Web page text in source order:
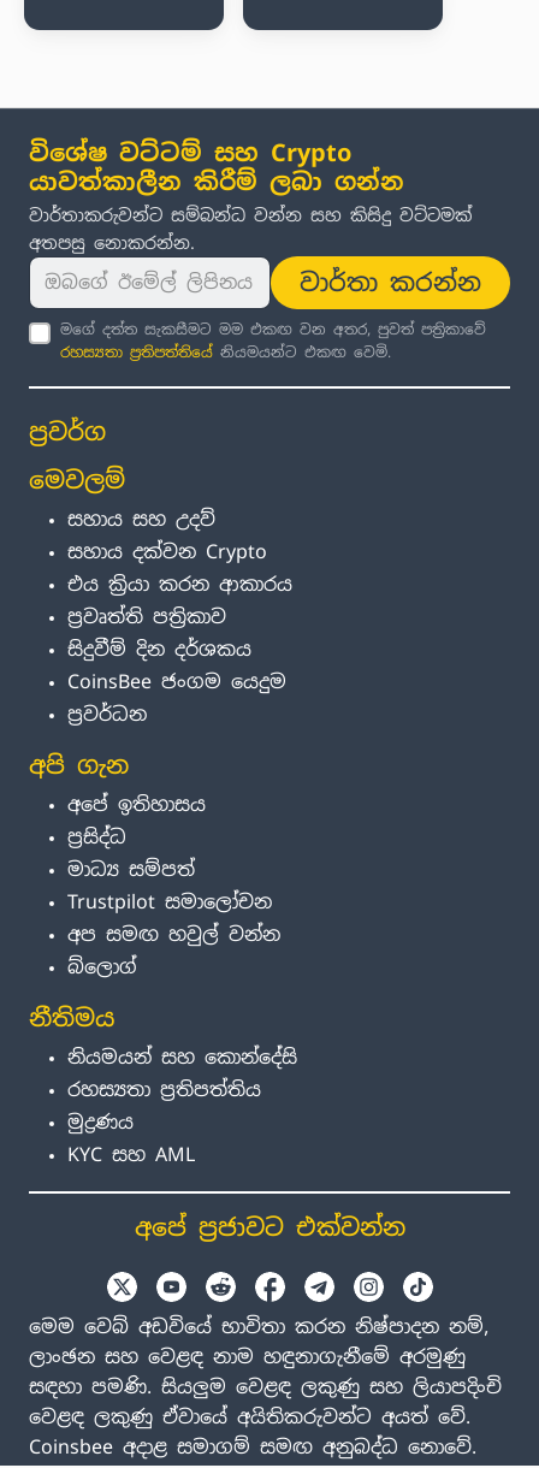
විශේෂ වට්ටම් සහ Crypto
යාවත්කාලීන කිරීම් ලබා ගන්න
වාර්තාකරුවන්ට සම්බන්ධ වන්න සහ කිසිදු වට්ටමක්
අතපසු නොකරන්න.
වාර්තා කරන්න
මගේ දත්ත සැකසීමට මම එකඟ වන අතර, පුවත් පත්‍රිකාවේ
රහස්‍යතා ප්‍රතිපත්තිය ේ නියමයන්ට එකඟ වෙමි.
ප්‍රවර්ග
මෙවලම්
සහාය සහ උදව්
සහාය දක්වන Crypto
එය ක්‍රියා කරන ආකාරය
ප්‍රවෘත්ති පත්‍රිකාව
සිදුවීම් දින දර්ශකය
CoinsBee ජංගම යෙදුම
ප්‍රවර්ධන
අපි ගැන
අපේ ඉතිහාසය
ප්‍රසිද්ධ
මාධ්‍ය සම්පත්
Trustpilot සමාලෝචන
අප සමඟ හවුල් වන්න
බ්ලොග්
නීතිමය
නියමයන් සහ කොන්දේසි
රහස්‍යතා ප්‍රතිපත්තිය
මුද්‍රණය
KYC සහ AML
අපේ ප්‍රජාවට එක්වන්න
මෙම වෙබ් අඩවියේ භාවිතා කරන නිෂ්පාදන නම්,
ලාංඡන සහ වෙළඳ නාම හඳුනාගැනීමේ අරමුණු
සඳහා පමණි. සියලුම වෙළඳ ලකුණු සහ ලියාපදිංචි
වෙළඳ ලකුණු ඒවායේ අයිතිකරුවන්ට අයත් වේ.
Coinsbee අදාළ සමාගම් සමඟ අනුබද්ධ නොවේ.